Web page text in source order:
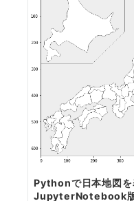
Pythonで日本地図を
JupyterNotebook